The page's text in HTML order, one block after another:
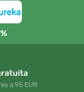
a 95 EUR